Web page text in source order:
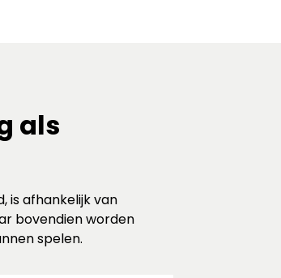
als
is afhankelijk van
bovendien worden
spelen.